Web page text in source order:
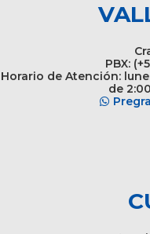
PBX:
Horario de Atención:
de